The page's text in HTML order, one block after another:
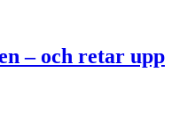
– och retar upp